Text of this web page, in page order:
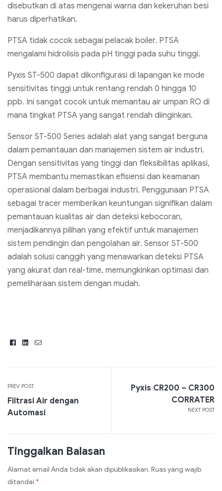
disebutkan di atas mengenai warna dan kekeruhan besi
harus diperhatikan.
PTSA tidak cocok sebagai pelacak boiler. PTSA
mengalami hidrolisis pada pH tinggi pada suhu tinggi.
Pyxis ST-500 dapat dikonfigurasi di lapangan ke mode
sensitivitas tinggi untuk rentang rendah 0 hingga 10
ppb. Ini sangat cocok untuk memantau air umpan RO di
mana tingkat PTSA yang sangat rendah diinginkan.
Sensor ST-500 Series adalah alat yang sangat berguna
dalam pemantauan dan manajemen sistem air industri.
Dengan sensitivitas yang tinggi dan fleksibilitas aplikasi,
PTSA membantu memastikan efisiensi dan keamanan
operasional dalam berbagai industri. Penggunaan PTSA
sebagai tracer memberikan keuntungan signifikan dalam
pemantauan kualitas air dan deteksi kebocoran,
menjadikannya pilihan yang efektif untuk manajemen
sistem pendingin dan pengolahan air. Sensor ST-500
adalah solusi canggih yang menawarkan deteksi PTSA
yang akurat dan real-time, memungkinkan optimasi dan
pemeliharaan sistem dengan mudah.
FacebookLinkedin
Email
PREV POST
Filtrasi Air dengan
Automasi
NEXT POST
Pyxis CR200 – CR300
CORRATER
Tinggalkan Balasan
Alamat email Anda tidak akan dipublikasikan. Ruas yang wajib
ditandai *